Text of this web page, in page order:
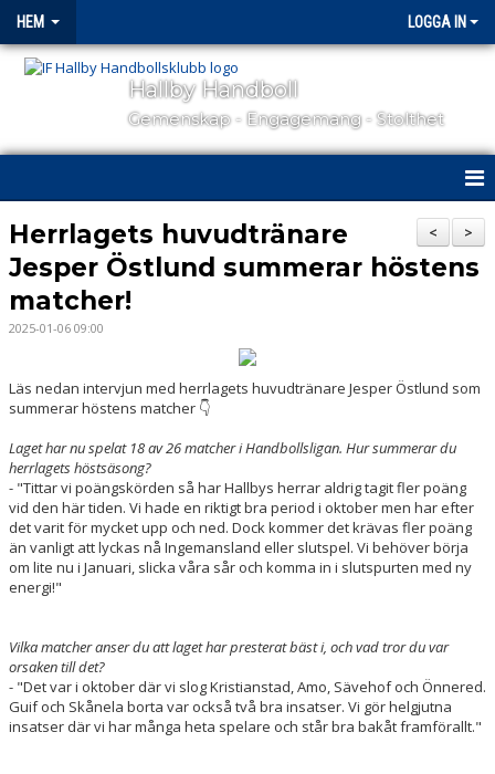
HEM LOGGA IN
Hallby Handboll
Gemenskap - Engagemang - Stolthet
HEM
HALLBY I SAMHÄLLET
KONTAKT
SAMARBETSPARTNERS
NYHETER
KALENDER
KLUBBSHOP
BILDGALLERI
>
<
Herrlagets huvudtränare
Jesper Östlund summerar höstens
matcher!
2025-01-06 09:00
Läs nedan intervjun med herrlagets huvudtränare Jesper Östlund som
summerar höstens matcher 👇
Laget har nu spelat 18 av 26 matcher i Handbollsligan. Hur summerar du
herrlagets höstsäsong?
- "Tittar vi poängskörden så har Hallbys herrar aldrig tagit fler poäng
vid den här tiden. Vi hade en riktigt bra period i oktober men har efter
det varit för mycket upp och ned. Dock kommer det krävas fler poäng
än vanligt att lyckas nå Ingemansland eller slutspel. Vi behöver börja
om lite nu i Januari, slicka våra sår och komma in i slutspurten med ny
energi!"
Vilka matcher anser du att laget har presterat bäst i, och vad tror du var
orsaken till det?
- "Det var i oktober där vi slog Kristianstad, Amo, Sävehof och Önnered.
Guif och Skånela borta var också två bra insatser. Vi gör helgjutna
insatser där vi har många heta spelare och står bra bakåt framförallt."